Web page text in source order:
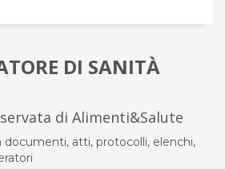
DI SANITÀ
di Alimenti&Salute
documenti, atti, protocolli, elenchi,